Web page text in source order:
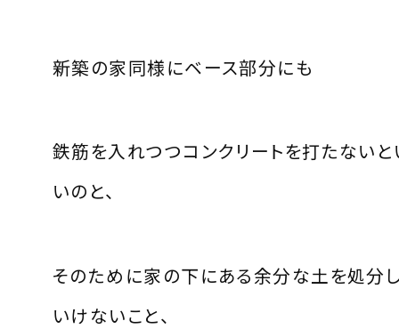
新築の家同様にベース部分にも
鉄筋を入れつつコンクリートを打たない
いのと、
そのために家の下にある余分な土を処分
いけないこと、